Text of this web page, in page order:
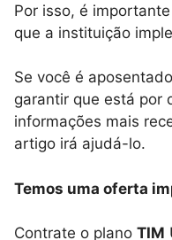
Por isso, é
que a instituição
Se você é
garantir que está por
informações mais
artigo irá ajudá-lo.
Temos uma oferta
Contrate o plano TIM